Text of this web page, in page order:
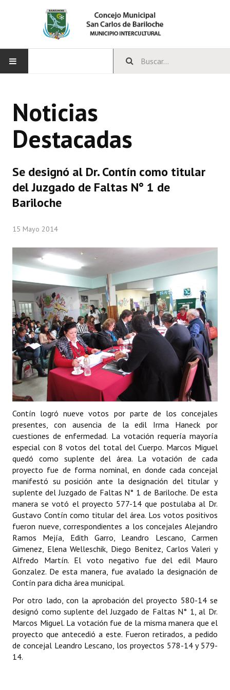
CONCEJO
Bloques Políticos
Comisiones Permanentes
Comisiones Especiales
LEGISLACIÓN
Constitución Nacional
Constitución Provincial
Carta Orgánica 2007
Reglamento Interno
Digesto
Organigrama
DOCUMENTOS
Informes de Gestión
Proyectos Presentados
Dictámenes Asesoría Letrada
Actas de Sesión
Informes de Unidad Coordinadora
Ejecución Presupuestaria
Actas de Audiencias Públicas
NORMATIVA
Comunicaciones
Declaraciones
Resoluciones
Noticias
Destacadas
Se designó al Dr. Contín como titular
del Juzgado de Faltas N° 1 de
Bariloche
15 Mayo 2014
Contín logró nueve votos por parte de los concejales
presentes, con ausencia de la edil Irma Haneck por
cuestiones de enfermedad. La votación requería mayoría
especial con 8 votos del total del Cuerpo. Marcos Miguel
quedó como suplente del área. La votación de cada
proyecto fue de forma nominal, en donde cada concejal
manifestó su posición ante la designación del titular y
suplente del Juzgado de Faltas N° 1 de Bariloche. De esta
manera se votó el proyecto 577-14 que postulaba al Dr.
Gustavo Contín como titular del área. Los votos positivos
fueron nueve, correspondientes a los concejales Alejandro
Ramos Mejía, Edith Garro, Leandro Lescano, Carmen
Gimenez, Elena Welleschik, Diego Benitez, Carlos Valeri y
Alfredo Martín. El voto negativo fue del edil Mauro
Gonzalez. De esta manera, fue avalado la designación de
Contín para dicha área municipal.
Por otro lado, con la aprobación del proyecto 580-14 se
designó como suplente del Juzgado de Faltas N° 1, al Dr.
Marcos Miguel. La votación fue de la misma manera que el
proyecto que antecedió a este. Fueron retirados, a pedido
de concejal Leandro Lescano, los proyectos 578-14 y 579-
14.